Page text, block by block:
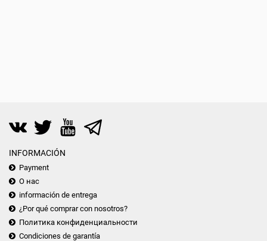
INFORMACIÓN
Payment
О нас
información de entrega
¿Por qué comprar con nosotros?
Политика конфиденциальности
Condiciones de garantía